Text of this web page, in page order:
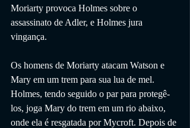
Moriarty provoca Holmes sobre o
assassinato de Adler, e Holmes jura
vingança.
Os homens de Moriarty atacam Watson e
Mary em um trem para sua lua de mel.
Holmes, tendo seguido o par para protegê-
los, joga Mary do trem em um rio abaixo,
onde ela é resgatada por Mycroft. Depois de